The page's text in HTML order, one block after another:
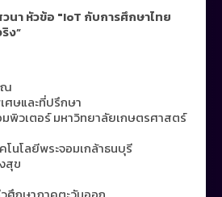
วนา หัวข้อ "IoT กับการศึกษาไทย
ง”
ณ
ษและที่ปรึกษา
พิวเตอร์ มหาวิทยาลัยเกษตรศาสตร์
โนโลยีพระจอมเกล้าธนบุรี
สุข